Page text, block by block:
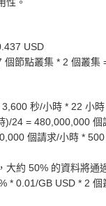
USD
個節點叢集 * 2 個叢集
秒/小時 * 22 小
)/24 = 480,000,000 個
個請求/小時 *
大約 50% 的資料將通
* 0.01/GB USD * 2